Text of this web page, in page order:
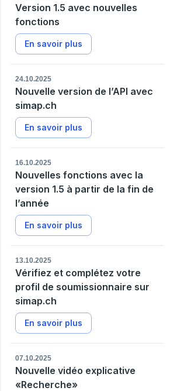
Version 1.5 avec nouvelles
fonctions
En savoir plus
24.10.2025
Nouvelle version de l’API avec
simap.ch
En savoir plus
16.10.2025
Nouvelles fonctions avec la
version 1.5 à partir de la fin de
l’année
En savoir plus
13.10.2025
Vérifiez et complétez votre
profil de soumissionnaire sur
simap.ch
En savoir plus
07.10.2025
Nouvelle vidéo explicative
«Recherche»